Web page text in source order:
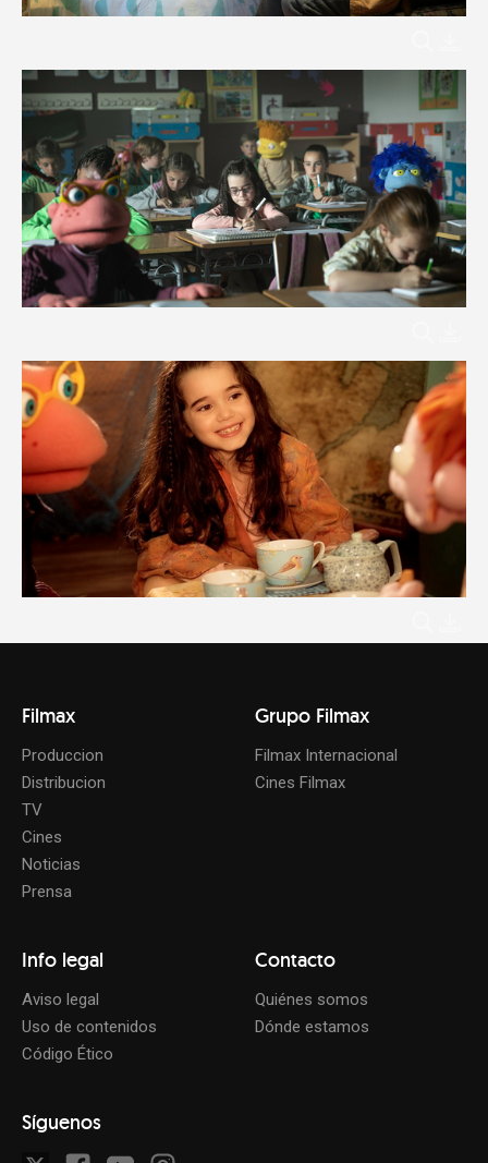
Filmax
Produccion
Distribucion
TV
Cines
Noticias
Prensa
Grupo Filmax
Filmax Internacional
Cines Filmax
Info legal
Aviso legal
Uso de contenidos
Código Ético
Contacto
Quiénes somos
Dónde estamos
Síguenos